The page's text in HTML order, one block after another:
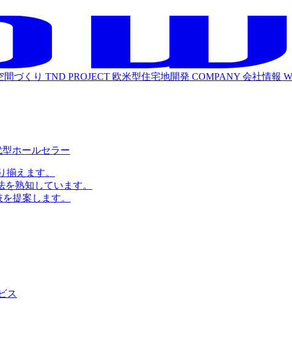
間づくり TND PROJECT 欧米型住宅地開発 COMPANY 会社情報
ホールセラー
揃えます。
熟知しています。
提案します。
ス